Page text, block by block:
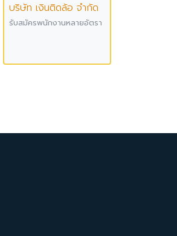
บริษัท เงินติดล้อ จำกัด
รับสมัครพนักงานหลายอัตรา